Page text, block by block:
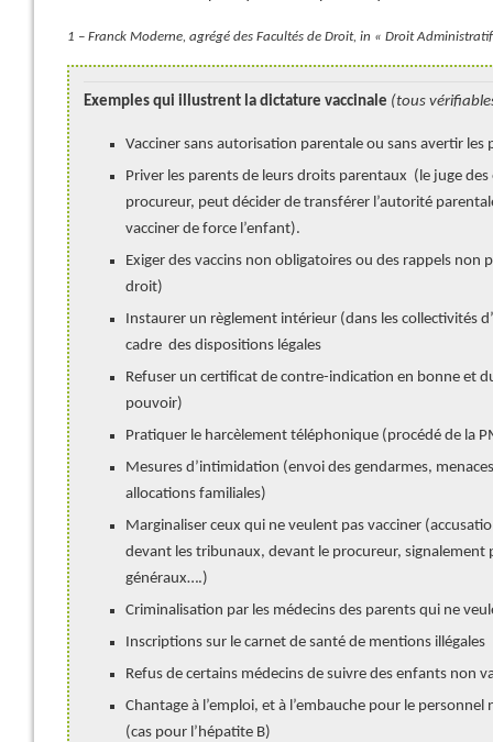
1 – Franck Moderne, agrégé des Facultés de Droit, in « Droit
Exemples qui illustrent la dictature vaccinale (tous
Vacciner sans autorisation parentale ou sans avertir les
Priver les parents de leurs droits parentaux (le juge
procureur, peut décider de transférer l’autorité
vacciner de force l’enfant).
Exiger des vaccins non obligatoires ou des rappels non
droit)
Instaurer un règlement intérieur (dans les collectivités
cadre des dispositions légales
Refuser un certificat de contre-indication en bonne et
pouvoir)
Pratiquer le harcèlement téléphonique (procédé de la
Mesures d’intimidation (envoi des gendarmes,
allocations familiales)
Marginaliser ceux qui ne veulent pas vacciner
devant les tribunaux, devant le procureur, signalement
généraux….)
Criminalisation par les médecins des parents qui ne
Inscriptions sur le carnet de santé de mentions illégales
Refus de certains médecins de suivre des enfants non
Chantage à l’emploi, et à l’embauche pour le personnel
(cas pour l’hépatite B)